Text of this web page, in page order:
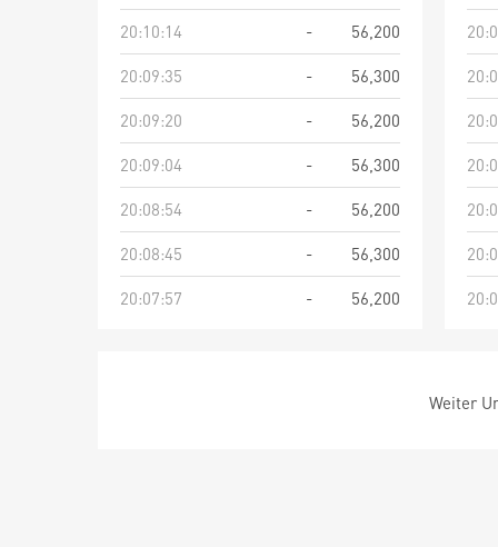
20:10:14
-
56,200
20:09:35
-
56,300
20:09:20
-
56,200
20:09:04
-
56,300
20:08:54
-
56,200
20:08:45
-
56,300
20:07:57
- 56,200
Weiter